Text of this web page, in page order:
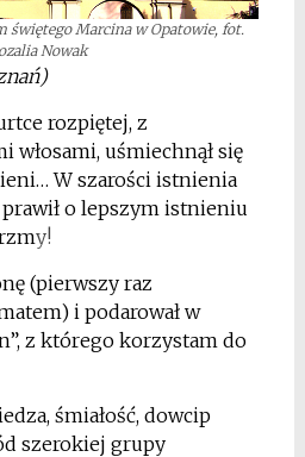
świętego Marcina w Opatowie, fot.
Nowak
rozpiętej, z
uśmiechnął się
W szarości istnienia
prawił o lepszym istnieniu
y!
(pierwszy raz
i podarował w
z którego korzystam do
śmiałość, dowcip
szerokiej grupy